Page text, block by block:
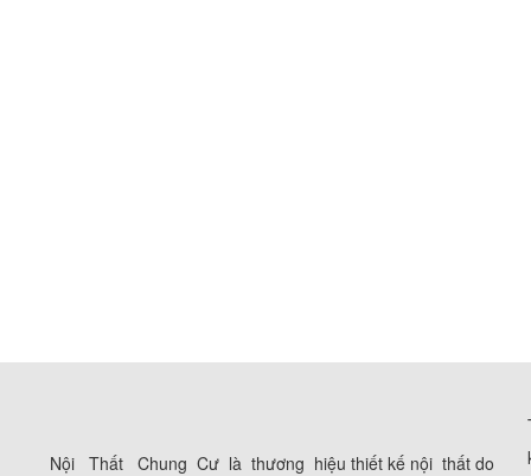
Nội Thất Chung Cư là thương hiệu thiết kế nội thất do